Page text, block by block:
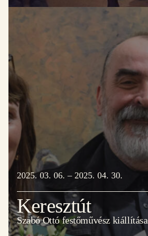
2025. 03. 06. – 2025. 04. 30.
Keresztút
Szabó Ottó festőművész kiállítása